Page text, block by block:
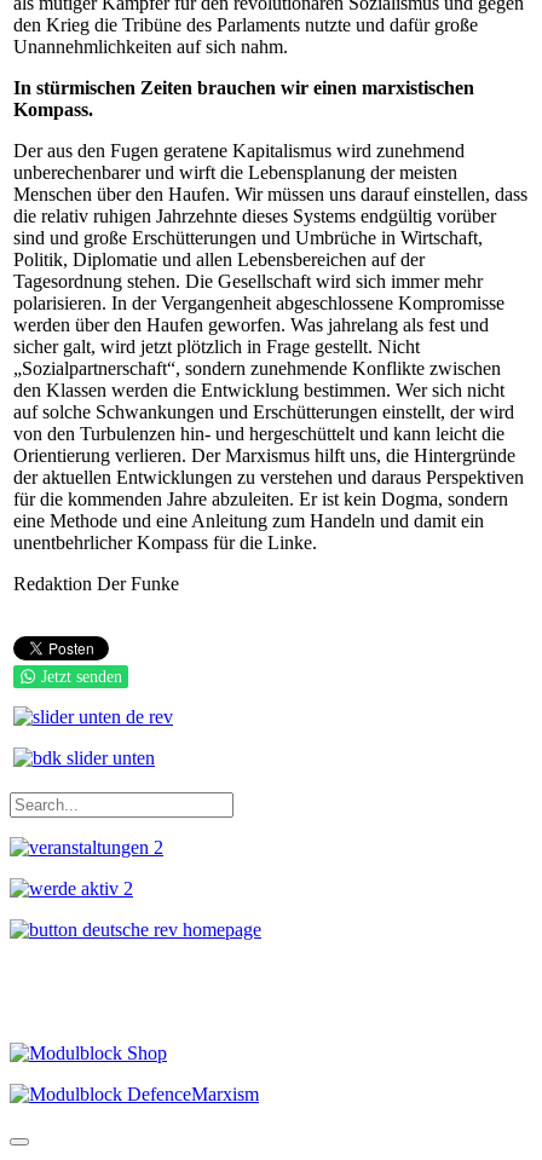
den Krieg die Tribüne des Parlaments nutzte und dafür große
Unannehmlichkeiten auf sich nahm.
In stürmischen Zeiten brauchen wir einen marxistischen
Kompass.
Der aus den Fugen geratene Kapitalismus wird zunehmend
unberechenbarer und wirft die Lebensplanung der meisten
Menschen über den Haufen. Wir müssen uns darauf einstellen, dass
die relativ ruhigen Jahrzehnte dieses Systems endgültig vorüber
sind und große Erschütterungen und Umbrüche in Wirtschaft,
Politik, Diplomatie und allen Lebensbereichen auf der
Tagesordnung stehen. Die Gesellschaft wird sich immer mehr
polarisieren. In der Vergangenheit abgeschlossene Kompromisse
werden über den Haufen geworfen. Was jahrelang als fest und
sicher galt, wird jetzt plötzlich in Frage gestellt. Nicht
„Sozialpartnerschaft“, sondern zunehmende Konflikte zwischen
den Klassen werden die Entwicklung bestimmen. Wer sich nicht
auf solche Schwankungen und Erschütterungen einstellt, der wird
von den Turbulenzen hin- und hergeschüttelt und kann leicht die
Orientierung verlieren. Der Marxismus hilft uns, die Hintergründe
der aktuellen Entwicklungen zu verstehen und daraus Perspektiven
für die kommenden Jahre abzuleiten. Er ist kein Dogma, sondern
eine Methode und eine Anleitung zum Handeln und damit ein
unentbehrlicher Kompass für die Linke.
Redaktion Der Funke
Jetzt senden